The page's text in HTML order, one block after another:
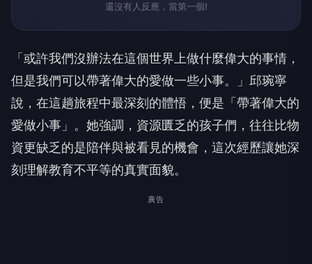
還沒有人反應，當第一個!
「或許我們沒辦法在這個世界上做什麼偉大的事情，
但是我們可以帶著偉大的愛做一些小事。」邱琬寧
說，在這趟旅程中最深刻的體悟，便是「帶著偉大的
愛做小事」。她強調，資源匱乏的孩子們，往往比物
資更缺乏的是陪伴與被看見的機會，這次經歷讓她深
刻理解教育不平等的真實面貌。
廣告